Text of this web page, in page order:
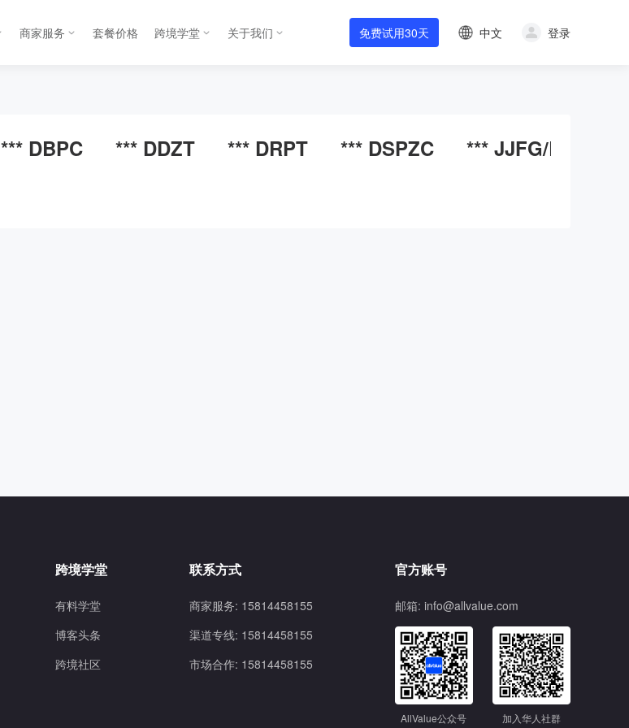
商家服务 套餐价格 跨境学堂 关于我们 免费试用30天 中文 登录
*** DBPC *** DDZT *** DRPT *** DSPZC *** JJFG/BTYH
跨境学堂
有料学堂
博客头条
跨境社区
联系方式
商家服务: 15814458155
渠道专线: 15814458155
市场合作: 15814458155
官方账号
邮箱: info@allvalue.com
AllValue公众号 加入华人社群